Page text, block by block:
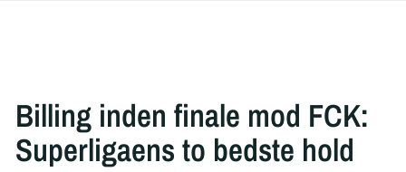
Billing inden finale mod FCK:
Superligaens to bedste hold